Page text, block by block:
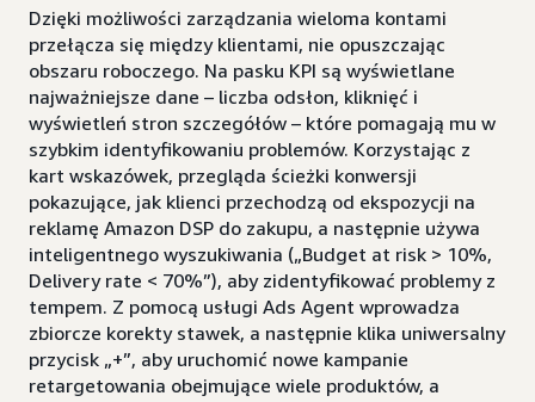
Dzięki możliwości zarządzania wieloma kontami
przełącza się między klientami, nie opuszczając
obszaru roboczego. Na pasku KPI są wyświetlane
najważniejsze dane – liczba odsłon, kliknięć i
wyświetleń stron szczegółów – które pomagają mu w
szybkim identyfikowaniu problemów. Korzystając z
kart wskazówek, przegląda ścieżki konwersji
pokazujące, jak klienci przechodzą od ekspozycji na
reklamę Amazon DSP do zakupu, a następnie używa
inteligentnego wyszukiwania („Budget at risk > 10%,
Delivery rate < 70%”), aby zidentyfikować problemy z
tempem. Z pomocą usługi Ads Agent wprowadza
zbiorcze korekty stawek, a następnie klika uniwersalny
przycisk „+”, aby uruchomić nowe kampanie
retargetowania obejmujące wiele produktów, a